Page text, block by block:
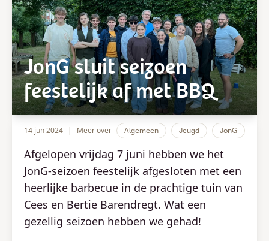
JonG sluit seizoen
feestelijk af met BBQ
14 jun 2024 | Meer over Algemeen Jeugd JonG
Afgelopen vrijdag 7 juni hebben we het
JonG-seizoen feestelijk afgesloten met een
heerlijke barbecue in de prachtige tuin van
Cees en Bertie Barendregt. Wat een
gezellig seizoen hebben we gehad!